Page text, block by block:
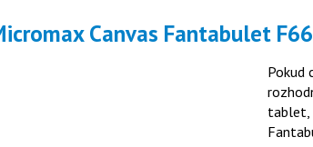
Micromax Canvas Fantabulet
Pokud
tablet,